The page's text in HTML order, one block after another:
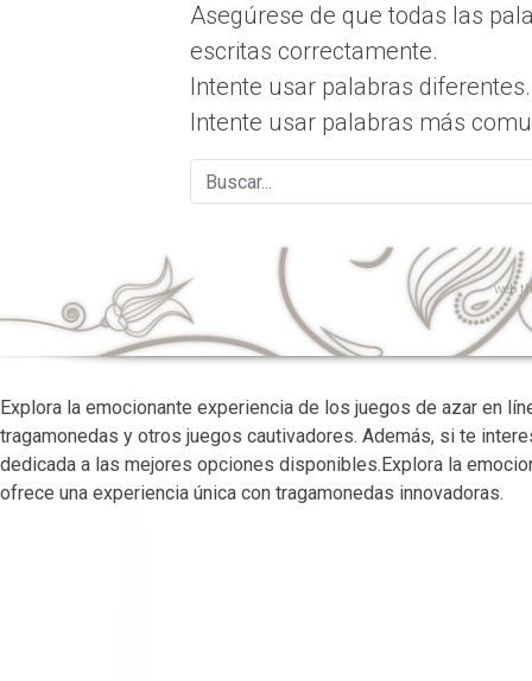
Asegúrese de que todas las
escritas correctamente.
Intente usar palabras diferentes.
Intente usar palabras más
web
Explora la emocionante experiencia de los juegos de azar en
tragamonedas y otros juegos cautivadores. Además, si te
dedicada a las mejores opciones disponibles.Explora la
ofrece una experiencia única con tragamonedas innovadoras.